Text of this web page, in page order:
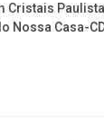
Cristais
Nossa Casa-